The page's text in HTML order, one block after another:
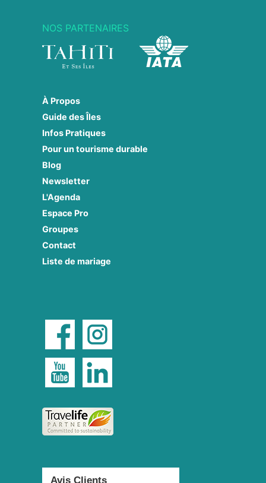
NOS PARTENAIRES
À Propos
Guide des Îles
Infos Pratiques
Pour un tourisme durable
Blog
Newsletter
L'Agenda
Espace Pro
Groupes
Contact
Liste de mariage
Avis Clients